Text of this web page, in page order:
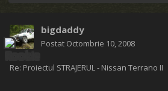
bigdaddy
Postat Octombrie 10, 2008
Re: Proiectul STRAJERUL - Nissan Terrano II